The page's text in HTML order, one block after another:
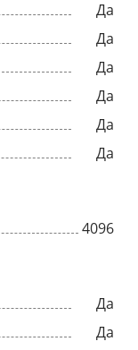
Да
Да
Да
Да
Да
Да
4096
Да
Да